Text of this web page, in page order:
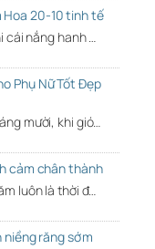
Hoa 20-10 tinh tế
cái nắng hanh …
Phụ Nữ Tốt Đẹp
mười, khi gió…
cảm chân thành
luôn là thời đ…
niềng răng sớm